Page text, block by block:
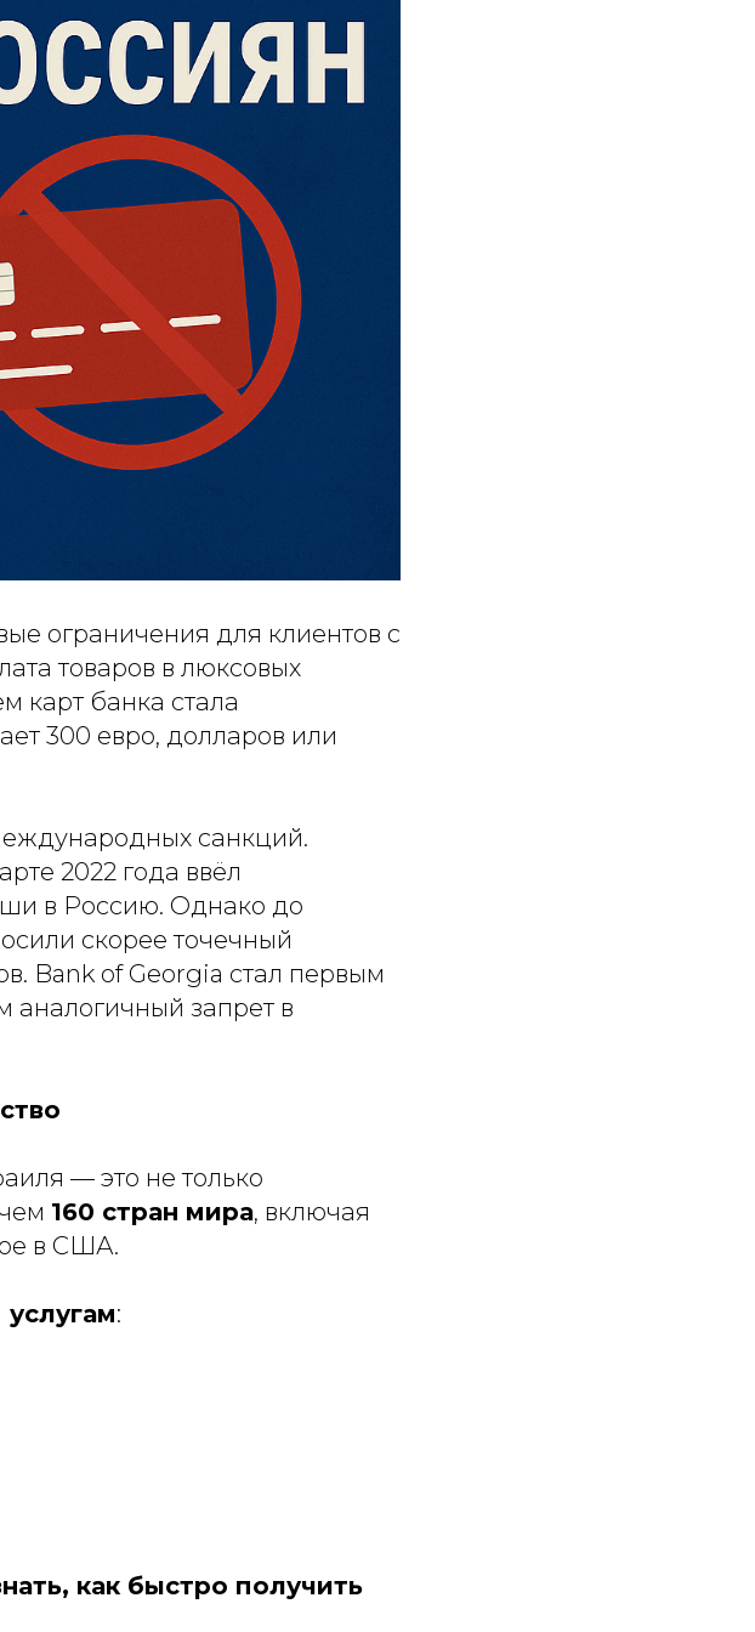
ограничения для клиентов с
товаров в люксовых
карт банка стала
300 евро, долларов или
санкций.
2022 года ввёл
в Россию. Однако до
скорее точечный
Bank of Georgia стал первым
запрет в
— это не только
160 стран мира, включая
в США.
:
как быстро получить